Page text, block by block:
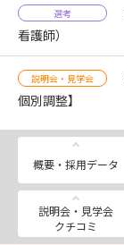
選考
看護師）
説明会・見学会
個別調整】
概要・採用データ
説明会・見学会
クチコミ